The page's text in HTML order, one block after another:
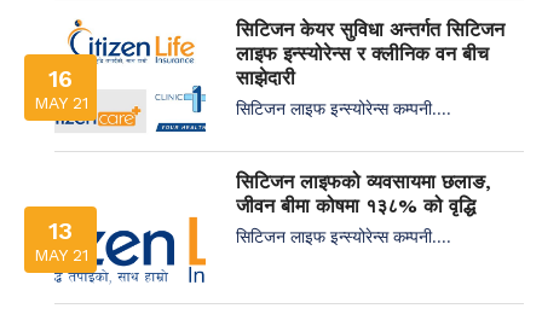
16
MAY 21
सिटिजन केयर सुविधा अन्तर्गत सिटिजन
लाइफ इन्स्योरेन्स र क्लीनिक वन बीच
साझेदारी
सिटिजन लाइफ इन्स्योरेन्स कम्पनी....
13
MAY 21
सिटिजन लाइफको व्यवसायमा छलाङ,
जीवन बीमा कोषमा १३८% को वृद्धि
सिटिजन लाइफ इन्स्योरेन्स कम्पनी....